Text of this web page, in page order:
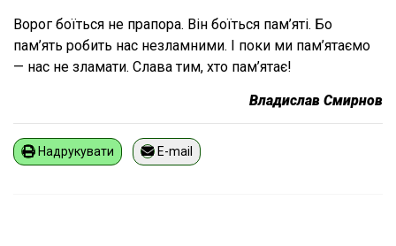
Ворог боїться не прапора. Він боїться пам’яті. Бо
пам’ять робить нас незламними. І поки ми пам’ятаємо
— нас не зламати. Слава тим, хто пам’ятає!
Владислав Смирнов
Надрукувати E-mail